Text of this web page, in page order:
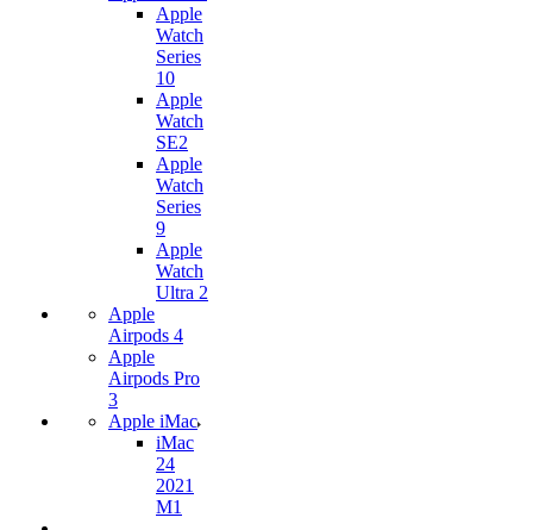
Apple
Watch
Series
10
Apple
Watch
SE2
Apple
Watch
Series
9
Apple
Watch
Ultra 2
Apple
Airpods 4
Apple
Airpods Pro
3
Apple iMac
iMac
24
2021
M1